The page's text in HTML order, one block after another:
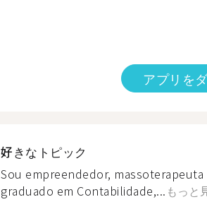
アプリを
好きなトピック
Sou empreendedor, massoterapeuta
graduado em Contabilidade,... もっと